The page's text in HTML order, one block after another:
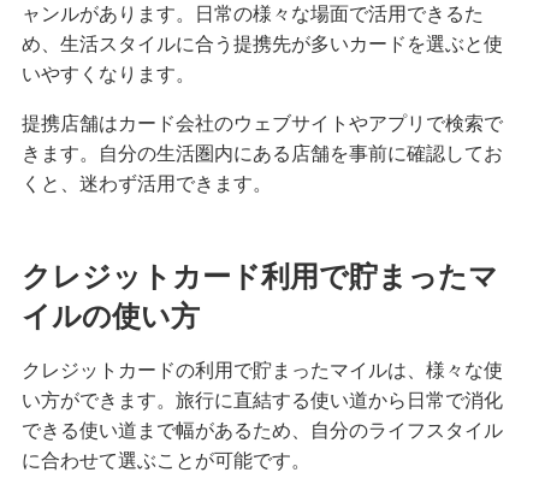
ャンルがあります。日常の様々な場面で活用できるた
め、生活スタイルに合う提携先が多いカードを選ぶと使
いやすくなります。
提携店舗はカード会社のウェブサイトやアプリで検索で
きます。自分の生活圏内にある店舗を事前に確認してお
くと、迷わず活用できます。
クレジットカード利用で貯まったマ
イルの使い方
クレジットカードの利用で貯まったマイルは、様々な使
い方ができます。旅行に直結する使い道から日常で消化
できる使い道まで幅があるため、自分のライフスタイル
に合わせて選ぶことが可能です。